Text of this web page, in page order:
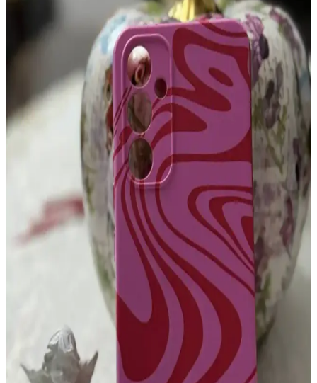
Galaxy A32 için dayanıklı, şarj ve kamera erişimini engellemeyen
yüksek koruma sağlayan çeşitli tasarım ve renk seçenekleriyle
kılıflar, telefonun ömrünü uzatır ve kullanım deneyimini artırır.
Xiaomi Mi 11T Pro İçin En İyi Koruyucu ve Şık
Kılıf Seçenekleri
Xiaomi Mi 11T Pro kullanıcıları için dayanıklı, şık ve fonksiyonel
kılıf seçenekleri. Renk ve tasarım çeşitleriyle cihazınızı korurken
Samsung Galaxy S24 Ultra İçin Dayanıklı ve
Güvenilir Telefon Kılıfı Seçimi Rehberi
Samsung Galaxy S24 Ultra için dayanıklı ve kaliteli kılıflar,
cihazınızı darbelerden ve çizilmelerden korur. Uygun malzeme ve
kullanıcı yorumlarına dikkat ederek en iyi seçimi yapın.
A32 Telefonlar İçin Dayanıklı ve Yüksek Koruma
Sağlayan Kılıf Seçenekleri
A32 telefonlar için tasarlanmış dayanıklı kılıflar, yüksek koruma ve
şık tasarım sunar. Darbelere, çizilmelere karşı üstün koruma
sağlayan bu kılıflar, kullanım kolaylığı ve estetikle birleşir.
iPhone 14 için şeffaf silikon kılıf: estetik ve dayanıklı
koruma sağlayan tasarım